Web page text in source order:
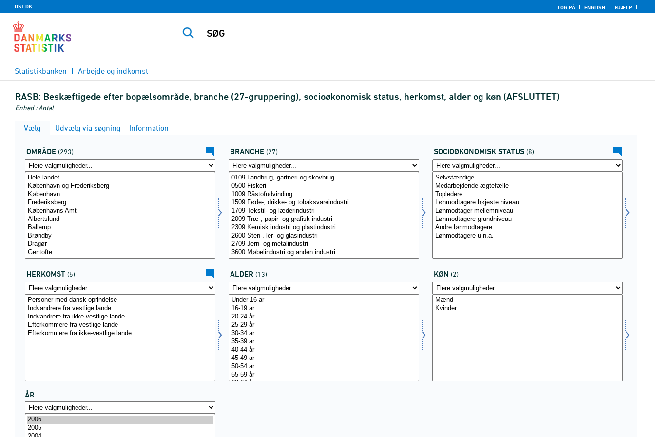
DST.DK LOG PÅ ENGLISH HJÆLP
Statistikbanken Arbejde og indkomst
RASB: Beskæftigede efter bopælsområde, branche (27-gruppering), socioøkonomisk status, herkomst, alder og køn (AFSLUTTET)
Enhed : Antal
Vælg Udvælg via søgning Information
OMRÅDE (293) BRANCHE (27) SOCIOØKONOMISK STATUS (8)
HERKOMST (5) ALDER (13) KØN (2)
ÅR